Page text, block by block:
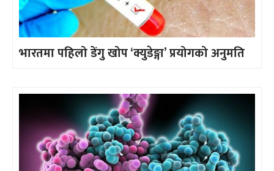
भारतमा पहिलो डेंगु खोप ‘क्युडेङ्गा’ प्रयोगको अनुमति